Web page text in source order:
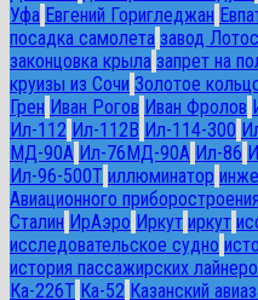
Уфа Евгений Горигледжан
посадка самолета завод Лотос
законцовка крыла запрет на
круизы из Сочи Золотое
Грен Иван Рогов Иван Фролов
Ил-112 Ил-112В Ил-114-300
МД-90А Ил-76МД-90А Ил-86
Ил-96-500Т иллюминатор
Авиационного
Сталин ИрАэро Иркут иркут
исследовательское судно
история пассажирских
Ка-226Т Ка-52 Казанский